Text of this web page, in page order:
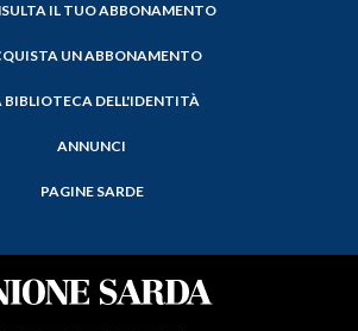
IL TUO ABBONAMENTO
UN ABBONAMENTO
BIBLIOTECA DELL'IDENTITÀ
ANNUNCI
PAGINE SARDE